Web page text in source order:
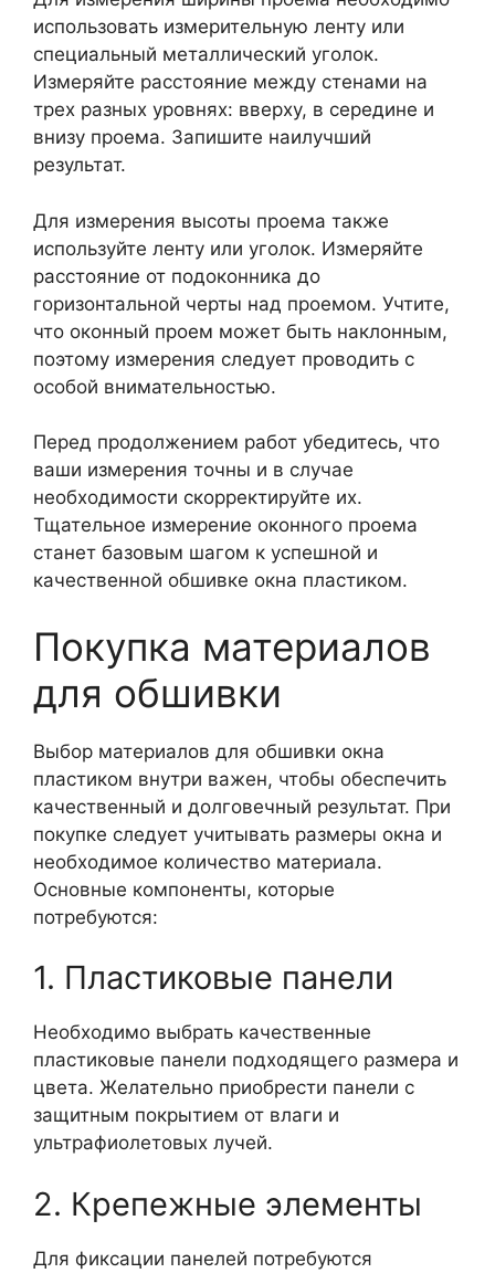
использовать измерительную ленту или
специальный металлический уголок.
Измеряйте расстояние между стенами на
трех разных уровнях: вверху, в середине и
внизу проема. Запишите наилучший
результат.
Для измерения высоты проема также
используйте ленту или уголок. Измеряйте
расстояние от подоконника до
горизонтальной черты над проемом. Учтите,
что оконный проем может быть наклонным,
поэтому измерения следует проводить с
особой внимательностью.
Перед продолжением работ убедитесь, что
ваши измерения точны и в случае
необходимости скорректируйте их.
Тщательное измерение оконного проема
станет базовым шагом к успешной и
качественной обшивке окна пластиком.
Покупка материалов
для обшивки
Выбор материалов для обшивки окна
пластиком внутри важен, чтобы обеспечить
качественный и долговечный результат. При
покупке следует учитывать размеры окна и
необходимое количество материала.
Основные компоненты, которые
потребуются:
1. Пластиковые панели
Необходимо выбрать качественные
пластиковые панели подходящего размера и
цвета. Желательно приобрести панели с
защитным покрытием от влаги и
ультрафиолетовых лучей.
2. Крепежные элементы
Для фиксации панелей потребуются